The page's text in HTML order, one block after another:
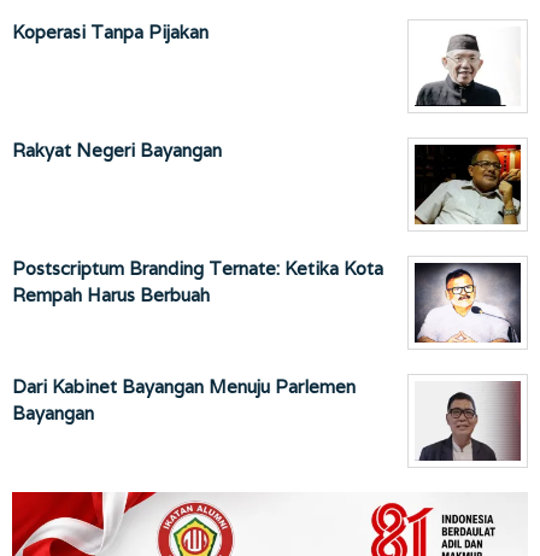
Koperasi Tanpa Pijakan
Rakyat Negeri Bayangan
Postscriptum Branding Ternate: Ketika Kota
Rempah Harus Berbuah
Dari Kabinet Bayangan Menuju Parlemen
Bayangan